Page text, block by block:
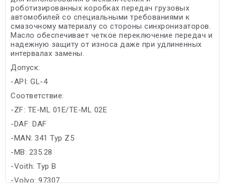
роботизированных коробках передач грузовых
автомобилей со специальными требованиями к
смазочному материалу со стороны синхронизаторов.
Масло обеспечивает четкое переключение передач и
надежную защиту от износа даже при удлиненных
интервалах замены.
Допуск:
-API: GL-4
Соответствие:
-ZF: TE-ML 01E/TE-ML 02E
-DAF: DAF
-MAN: 341 Typ Z5
-MB: 235.28
-Voith: Typ B
-Volvo: 97307